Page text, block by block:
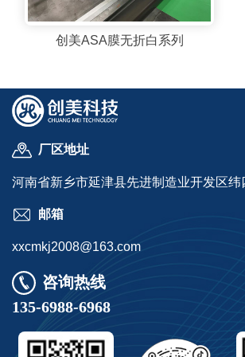
查看详情
创美ASA膜无折白系列
厂区地址
河南省新乡市延津县先进制造业开发区纬
邮箱
xxcmkj2008@163.com
咨询热线
135-6988-6968